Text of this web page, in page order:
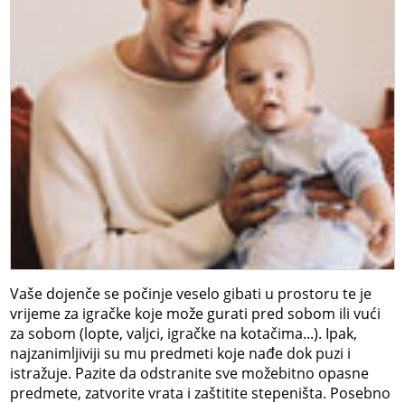
Vaše dojenče se počinje veselo gibati u prostoru te je
vrijeme za igračke koje može gurati pred sobom ili vući
za sobom (lopte, valjci, igračke na kotačima...). Ipak,
najzanimljiviji su mu predmeti koje nađe dok puzi i
istražuje. Pazite da odstranite sve možebitno opasne
predmete, zatvorite vrata i zaštitite stepeništa. Posebno